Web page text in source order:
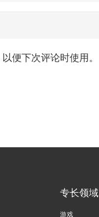
便下次评论时使用。
专长领域
游戏